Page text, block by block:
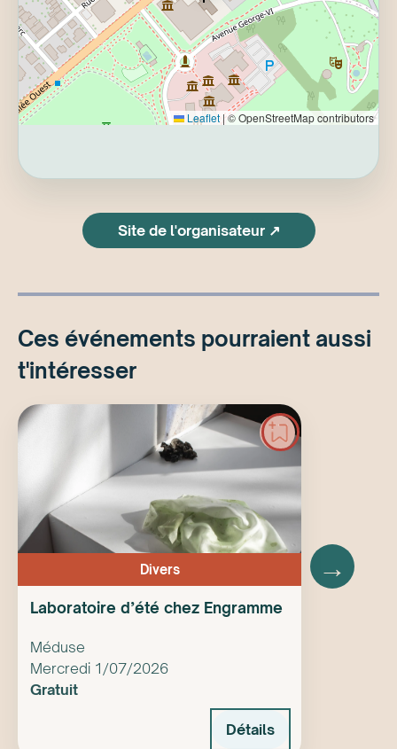
Leaflet | © OpenStreetMap contributors
Site de l'organisateur ↗
Ces événements pourraient aussi
t'intéresser
Divers
Laboratoire d’été chez Engramme
Méduse
Mercredi 1/07/2026
Gratuit
Détails
→